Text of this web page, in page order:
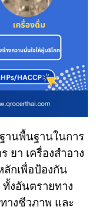
านพื้นฐานในการ
ยา เครื่องสำอาง
กเพื่อป้องกัน
ทั้งอันตรายทาง
างชีวภาพ และ